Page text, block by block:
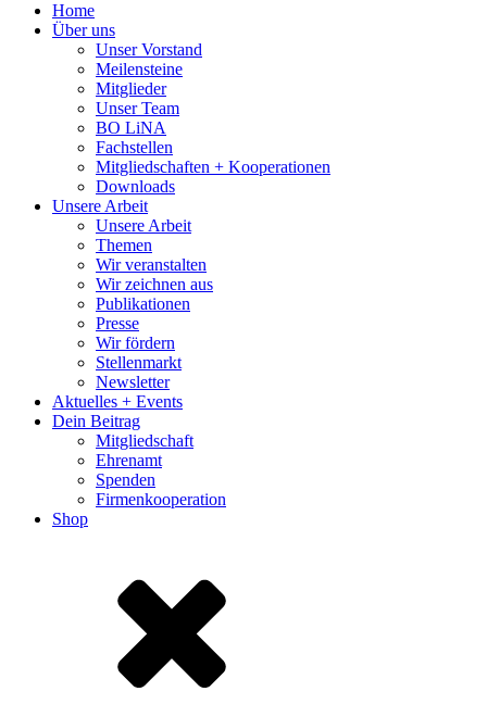
Home
Über uns
Unser Vorstand
Meilensteine
Mitglieder
Unser Team
BO LiNA
Fachstellen
Mitgliedschaften + Kooperationen
Downloads
Unsere Arbeit
Unsere Arbeit
Themen
Wir veranstalten
Wir zeichnen aus
Publikationen
Presse
Wir fördern
Stellenmarkt
Newsletter
Aktuelles + Events
Dein Beitrag
Mitgliedschaft
Ehrenamt
Spenden
Firmenkooperation
Shop